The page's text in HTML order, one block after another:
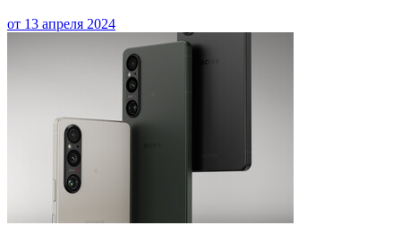
от 13 апреля 2024